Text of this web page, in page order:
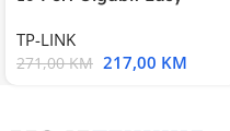
TP-LINK
271,00KM 217,00 KM